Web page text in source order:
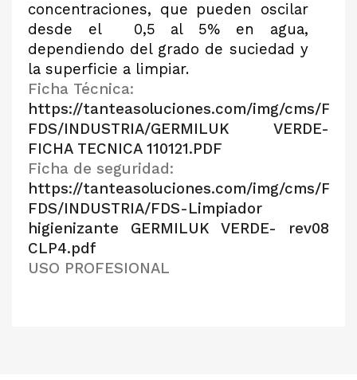
concentraciones, que pueden oscilar
desde el
0,5 al 5% en agua,
dependiendo del grado de suciedad y
la superficie a limpiar.
Ficha Técnica:
https://tanteasoluciones.com/img/cms/FT-
FDS/INDUSTRIA/GERMILUK VERDE-
FICHA TECNICA 110121.PDF
Ficha de seguridad:
https://tanteasoluciones.com/img/cms/FT-
FDS/INDUSTRIA/FDS-Limpiador
higienizante GERMILUK VERDE- rev08
CLP4.pdf
USO PROFESIONAL